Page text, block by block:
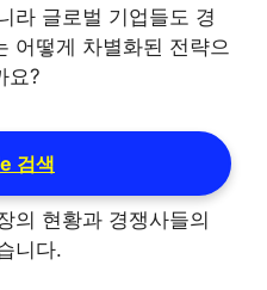
라 글로벌 기업들도 경
어떻게 차별화된 전략으
요?
검색
의 현황과 경쟁사들의
니다.